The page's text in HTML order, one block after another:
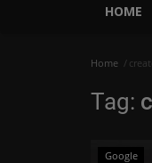
HOME
Home
Tag:
Google